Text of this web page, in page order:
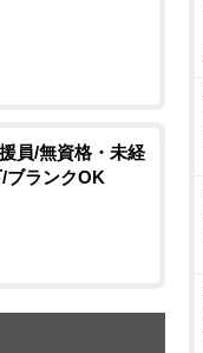
員/無資格・未経
ブランクOK